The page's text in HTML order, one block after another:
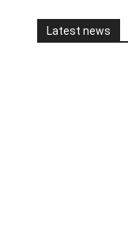
Latest news